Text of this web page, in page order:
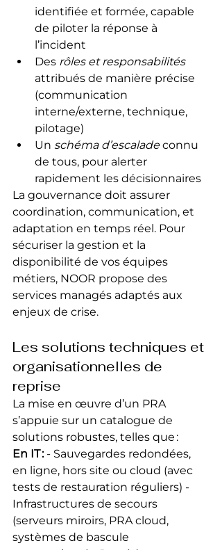
identifiée et formée, capable
de piloter la réponse à
l’incident
Des rôles et responsabilités
attribués de manière précise
(communication
interne/externe, technique,
pilotage)
Un schéma d’escalade connu
de tous, pour alerter
rapidement les décisionnaires
La gouvernance doit assurer
coordination, communication, et
adaptation en temps réel. Pour
sécuriser la gestion et la
disponibilité de vos équipes
métiers, NOOR propose des
services managés adaptés aux
enjeux de crise.
Les solutions techniques et
organisationnelles de
reprise
La mise en œuvre d’un PRA
s’appuie sur un catalogue de
solutions robustes, telles que :
En IT : - Sauvegardes redondées,
en ligne, hors site ou cloud (avec
tests de restauration réguliers) -
Infrastructures de secours
(serveurs miroirs, PRA cloud,
systèmes de bascule